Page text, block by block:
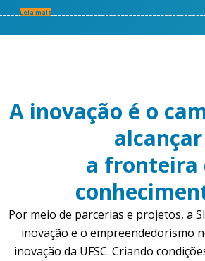
Leia mais
A inovação é o
alcançar
a fronteira
Por meio de parcerias e projetos, a
inovação e o empreendedorismo
inovação da UFSC. Criando